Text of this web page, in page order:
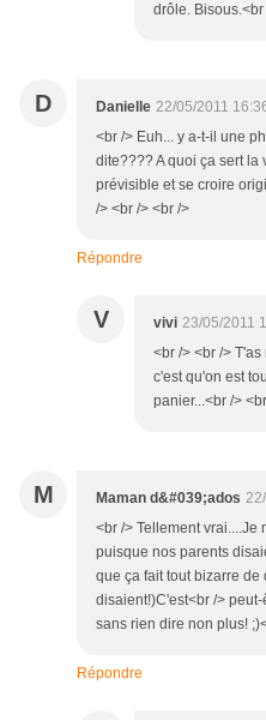
drôle. Bisous.<br
D Danielle 22/05/2011
<br /> Euh... y a-t-il une
dite???? A quoi ça sert la
prévisible et se croire
/> <br /> <br />
Répondre
V vivi 23/05/2011
<br /> <br />
c'est qu'on est
panier...<br />
M Maman d&#039;ados
<br /> Tellement vrai....Je
puisque nos parents
que ça fait tout bizarre
disaient!)C'est<br />
sans rien dire non plus!
Répondre